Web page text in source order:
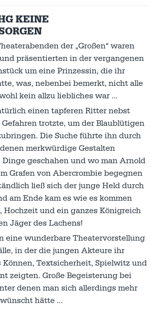
KEINE
der „Großen“ waren
präsentierten in der vergangenen
um eine Prinzessin, die ihr
was, nebenbei bemerkt, nicht alle
kein allzu liebliches war …
einen tapferen Ritter nebst
trotzte, um der Blaublütigen
Die Suche führte ihn durch
merkwürdige Gestalten
geschahen und wo man Arnold
Grafen von Abercrombie begegnen
ließ sich der junge Held durch
am Ende kam es wie es kommen
Hochzeit und ein ganzes Königreich
Jäger des Lachens!
eine wunderbare Theatervorstellung
in der die jungen Akteure ihr
Können, Textsicherheit, Spielwitz und
zeigten. Große Begeisterung bei
denen man sich allerdings mehr
hätte …